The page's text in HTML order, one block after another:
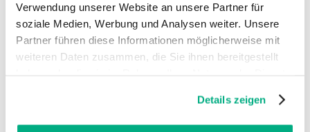
Verwendung unserer Website an unsere Partner für
soziale Medien, Werbung und Analysen weiter. Unsere
Partner führen diese Informationen möglicherweise mit
weiteren Daten zusammen, die Sie ihnen bereitgestellt
Cookies, wenn Sie unsere Webseite weiterhin nutzen.
Weitere Informationen finden Sie in
Details zeigen
Español
Français
Français (Belgique)
Italiano
Nederlands
Svenska